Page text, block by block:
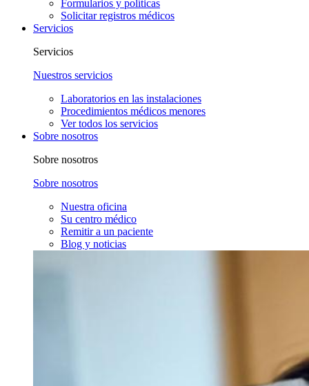
Formularios y políticas
Solicitar registros médicos
Servicios
Servicios
Nuestros servicios
Laboratorios en las instalaciones
Procedimientos médicos menores
Ver todos los servicios
Sobre nosotros
Sobre nosotros
Sobre nosotros
Nuestra oficina
Su centro médico
Remitir a un paciente
Blog y noticias